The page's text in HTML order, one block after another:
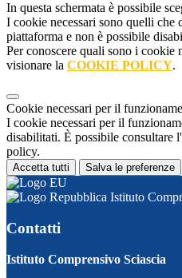
In questa schermata è possibile
I cookie necessari sono quelli che
piattaforma e non è possibile
Per conoscere quali sono i cookie
visionare la COOKIE POLICY.
Cookie necessari per il
I cookie necessari per il
disabilitati. È possibile consultare
policy.
Accetta tutti Salva le preferenze
Istituto
Contatti
Istituto Comprensivo Sciascia